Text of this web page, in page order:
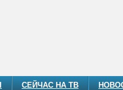
СЕЙЧАС НА ТВ